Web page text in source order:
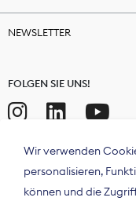
NEWSLETTER
FOLGEN SIE UNS!
Wir verwenden
personalisieren,
können und die